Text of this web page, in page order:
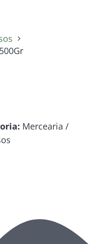
Mercearia /